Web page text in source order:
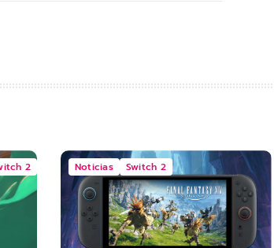
2
Noticias Switch 2